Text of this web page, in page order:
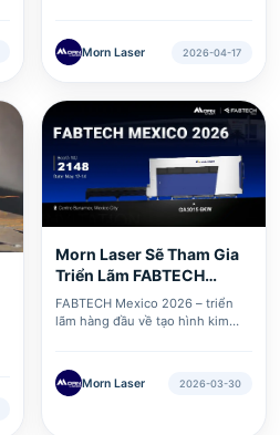
không xuất phát từ hư hỏng các
bộ phận cốt lõi; việc thực hiện
Morn Laser 2026-04-17
Morn Laser Sẽ Tham Gia
Triển Lãm FABTECH
Mexico 2026
FABTECH Mexico 2026 – triển
lãm hàng đầu về tạo hình kim
đợi rộng rãi, dự kiến sẽ diễn ra từ
ngày 12 đến ngày 14 tháng 5 tại
Morn Laser 2026-03-30